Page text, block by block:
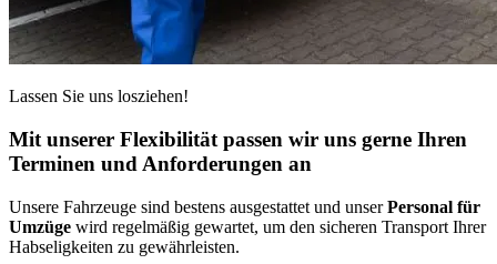
Lassen Sie uns losziehen!
Mit unserer Flexibilität passen wir uns gerne Ihren
Terminen und Anforderungen an
Unsere Fahrzeuge sind bestens ausgestattet und unserPersonal für
Umzüge wird regelmäßig gewartet, um den sicheren Transport Ihrer
Habseligkeiten zu gewährleisten.